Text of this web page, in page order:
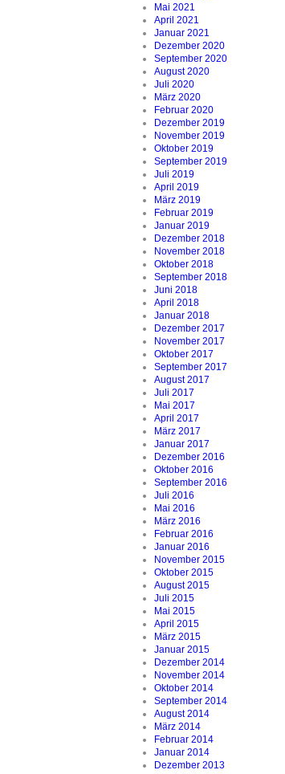
Mai 2021
April 2021
Januar 2021
Dezember 2020
September 2020
August 2020
Juli 2020
März 2020
Februar 2020
Dezember 2019
November 2019
Oktober 2019
September 2019
Juli 2019
April 2019
März 2019
Februar 2019
Januar 2019
Dezember 2018
November 2018
Oktober 2018
September 2018
Juni 2018
April 2018
Januar 2018
Dezember 2017
November 2017
Oktober 2017
September 2017
August 2017
Juli 2017
Mai 2017
April 2017
März 2017
Januar 2017
Dezember 2016
Oktober 2016
September 2016
Juli 2016
Mai 2016
März 2016
Februar 2016
Januar 2016
November 2015
Oktober 2015
August 2015
Juli 2015
Mai 2015
April 2015
März 2015
Januar 2015
Dezember 2014
November 2014
Oktober 2014
September 2014
August 2014
März 2014
Februar 2014
Januar 2014
Dezember 2013